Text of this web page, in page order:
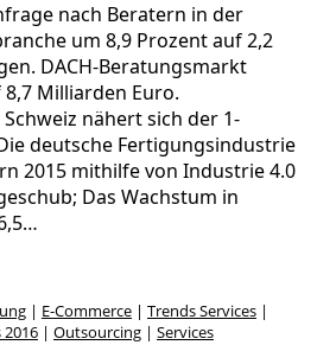
nach Beratern in der
um 8,9 Prozent auf 2,2
DACH-Beratungsmarkt
Milliarden Euro.
nähert sich der 1-
deutsche Fertigungsindustrie
2015 mithilfe von Industrie 4.0
Das Wachstum in
| E-Commerce | Trends Services |
2016 | Outsourcing | Services